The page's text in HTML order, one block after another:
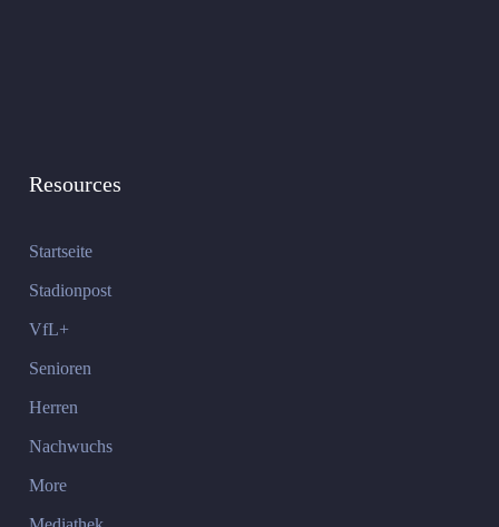
Resources
Startseite
Stadionpost
VfL+
Senioren
Herren
Nachwuchs
More